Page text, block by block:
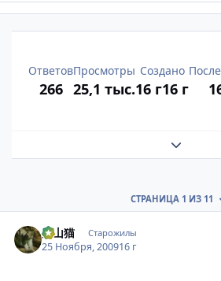
Ответов
266
Просмотры
25,1 тыс.
Создано
16 г16 г
СТРАНИЦА 1 ИЗ 11
大山猫 Старожилы
25 Ноября, 200916 г